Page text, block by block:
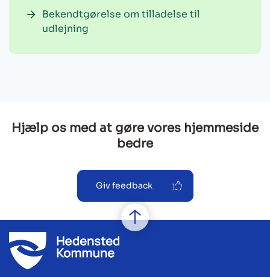
Bekendtgørelse om tilladelse til
udlejning
Hjælp os med at gøre vores hjemmeside
bedre
Giv feedback